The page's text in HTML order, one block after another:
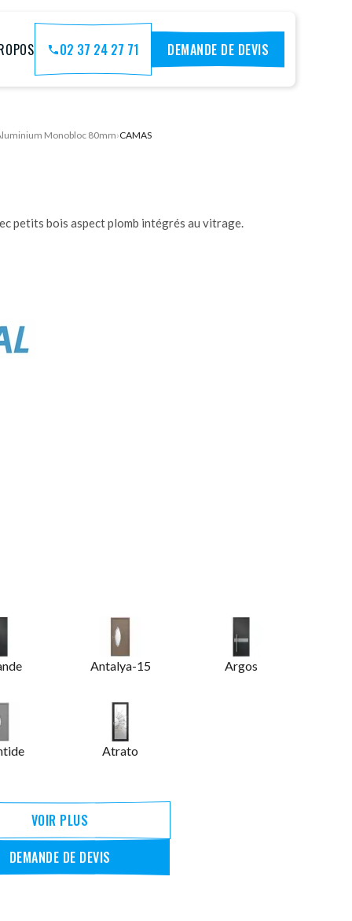
02 37 24 27 71 DEMANDE DE DEVIS
Monobloc 80mm›CAMAS
petits bois aspect plomb intégrés au vitrage.
Antalya-15 Argos
Atrato
VOIR PLUS
DEMANDE DE DEVIS